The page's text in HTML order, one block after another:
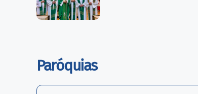
Paróquias